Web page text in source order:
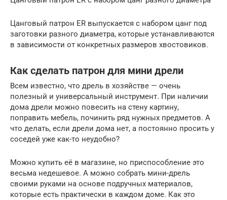
Цанговый патрон ER выпускается с набором цанг под
заготовки разного диаметра, которые устанавливаются
в зависимости от конкретных размеров хвостовиков.
Как сделать патрон для мини дрели
Всем известно, что дрель в хозяйстве — очень
полезный и универсальный инструмент. При наличии
дома дрели можно повесить на стену картину,
поправить мебель, починить ряд нужных предметов. А
что делать, если дрели дома нет, а постоянно просить у
соседей уже как-то неудобно?
Можно купить её в магазине, но приспособление это
весьма недешевое. А можно собрать мини-дрель
своими руками на основе подручных материалов,
которые есть практически в каждом доме. Как это